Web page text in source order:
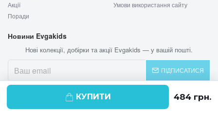
КУПИТИ
Акції
Поради
Умови використання сайту
Новини Evgakids
Нові колекції, добірки та акції Evgakids — у вашій пошті.
ПІДПИСАТИСЯ